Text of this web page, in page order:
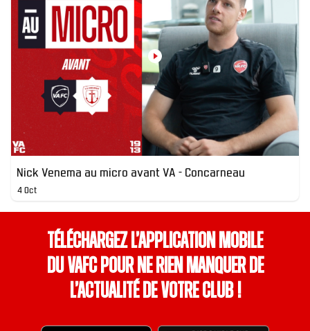
Nick Venema au micro avant VA - Concarneau
4 Oct
Téléchargez l’application mobile
du VAFC pour ne rien manquer de
l’actualité de votre club !